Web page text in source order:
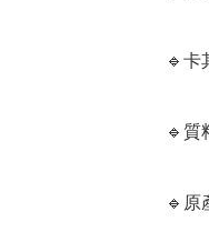
🔹卡
🔹質
🔹原